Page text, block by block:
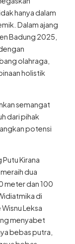
hanya dalam
Dalam ajang
Badung 2025,
olahraga,
holistik
dari pihak
potensi
dua
meter dan 100
di
Leksa
menyabet
bebas putra,
bebas.